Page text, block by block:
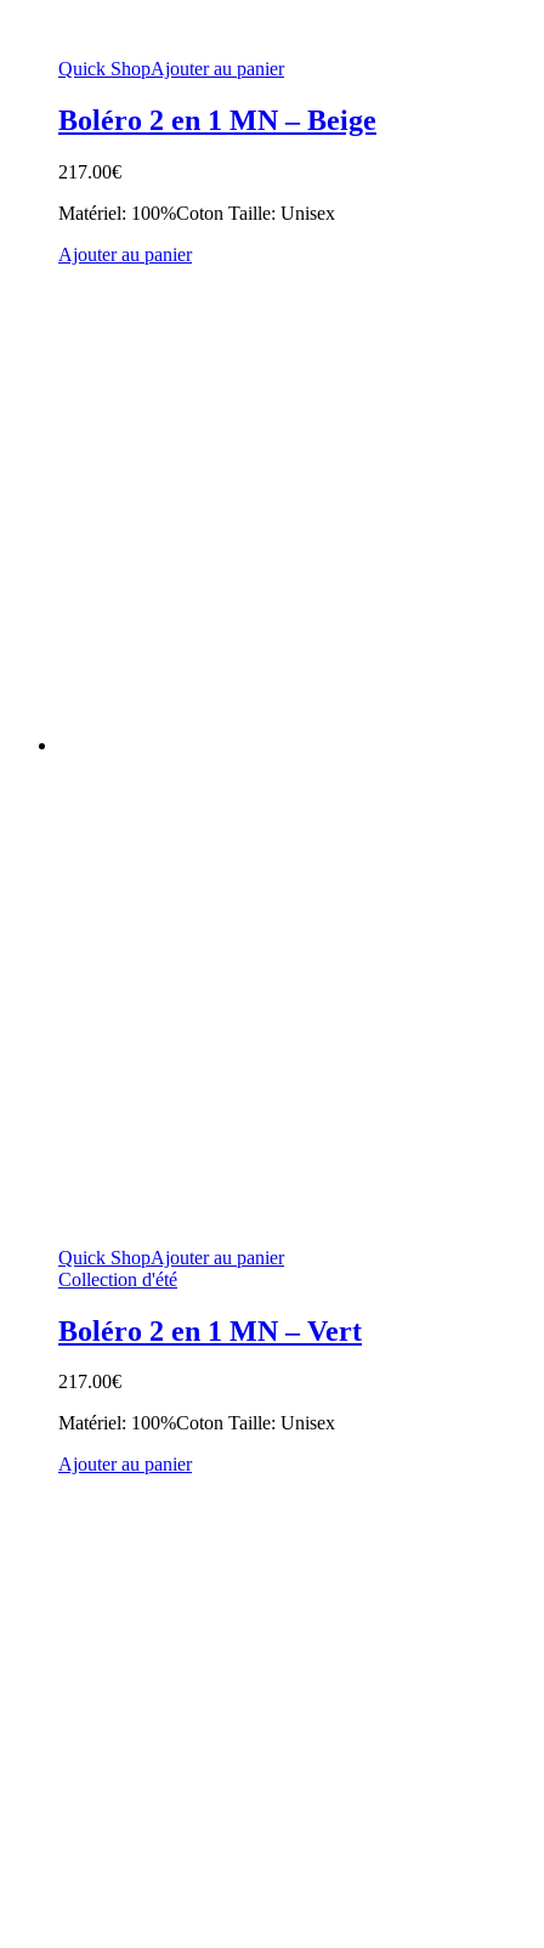
Quick ShopAjouter au panier
Boléro 2 en 1 MN – Beige
217.00€
Matériel: 100%Coton Taille: Unisex
Ajouter au panier
Quick ShopAjouter au panier
Collection d'été
Boléro 2 en 1 MN – Vert
217.00€
Matériel: 100%Coton Taille: Unisex
Ajouter au panier